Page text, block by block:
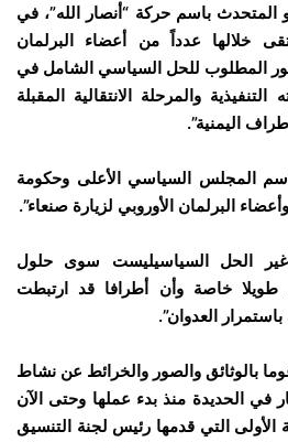
باسم حركة “أنصار الله”، في
خلالها عدداً من أعضاء البرلمان
المطلوب للحل السياسي الشامل في
والمرحلة الانتقالية المقبلة
اليمنية”.
المجلس السياسي الأعلى وحكومة
وأعضاء البرلمان الأوروبي لزيارة صنعاء”.
الحل السياسيليست سوى حلول
طويلا خاصة وأن أطرافا قد ارتبطت
العدوان”.
بالوثائق والصور والخرائط عن نشاط
في الحديدة منذ بدء عملها وحتى الآن
الأولى التي قدمها رئيس لجنة التنسيق